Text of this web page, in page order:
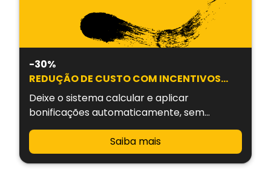
-30%
REDUÇÃO DE CUSTO COM INCENTIVOS
MANUAIS
Deixe o sistema calcular e aplicar
bonificações automaticamente, sem
controles manuais.
Saiba mais